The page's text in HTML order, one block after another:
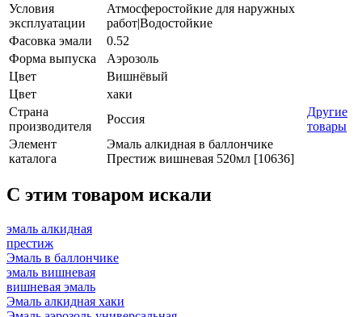
Условия
эксплуатации
Атмосферостойкие для наружных
работ|Водостойкие
Фасовка эмали
0.52
Форма выпуска
Аэрозоль
Цвет
Вишнёвый
Цвет
хаки
Страна
производителя
Россия
Другие
товары
Элемент
каталога
Эмаль алкидная в баллончике
Престиж вишневая 520мл [10636]
C этим товаром искали
эмаль алкидная
престиж
Эмаль в баллончике
эмаль вишневая
вишневая эмаль
Эмаль алкидная хаки